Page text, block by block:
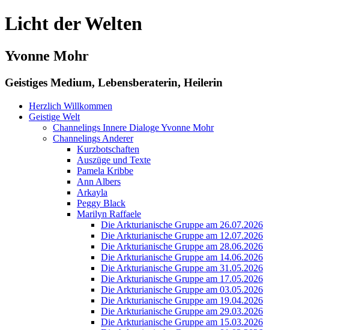
Licht der Welten
Yvonne Mohr
Geistiges Medium, Lebensberaterin, Heilerin
Herzlich Willkommen
Geistige Welt
Channelings Innere Dialoge Yvonne Mohr
Channelings Anderer
Kurzbotschaften
Auszüge und Texte
Pamela Kribbe
Ann Albers
Arkayla
Peggy Black
Marilyn Raffaele
Die Arkturianische Gruppe am 26.07.2026
Die Arkturianische Gruppe am 12.07.2026
Die Arkturianische Gruppe am 28.06.2026
Die Arkturianische Gruppe am 14.06.2026
Die Arkturianische Gruppe am 31.05.2026
Die Arkturianische Gruppe am 17.05.2026
Die Arkturianische Gruppe am 03.05.2026
Die Arkturianische Gruppe am 19.04.2026
Die Arkturianische Gruppe am 29.03.2026
Die Arkturianische Gruppe am 15.03.2026